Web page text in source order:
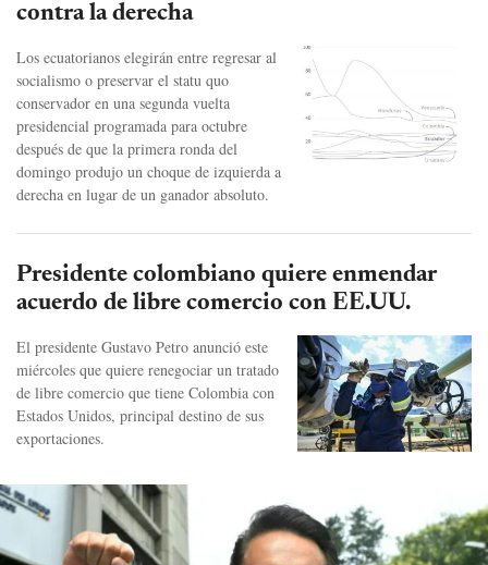
contra la derecha
Los ecuatorianos elegirán entre regresar al
socialismo o preservar el statu quo
conservador en una segunda vuelta
presidencial programada para octubre
después de que la primera ronda del
domingo produjo un choque de izquierda a
derecha en lugar de un ganador absoluto.
Presidente colombiano quiere enmendar
acuerdo de libre comercio con EE.UU.
El presidente Gustavo Petro anunció este
miércoles que quiere renegociar un tratado
de libre comercio que tiene Colombia con
Estados Unidos, principal destino de sus
exportaciones.